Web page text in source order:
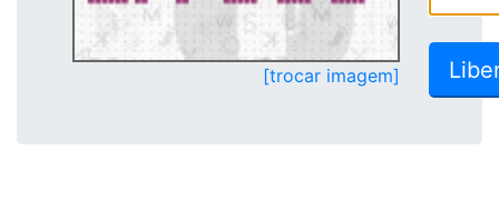
[trocar imagem]